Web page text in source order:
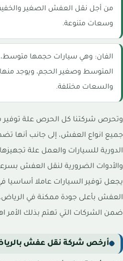
من أجل نقل العفش الصغير
وسعات متنوعة.
الفان: وهي سيارات حجمها متوسط،
المتوسط وصغير الحجم، ويوجد منها
والسعات مختلفة.
وتحرص شركتنا كل الحرص علة توفير
جميع انواع العفش، إلى جانب أنها
الدورية للسيارات والعمل علة
والأدوات الضرورية لنقل العفش
يجعل توفير السيارات عاملا أساسيا
العفش بأعلى جودة ممكنة في
ضمن الشركات التي تهتم بذلك الأمر
أرخص شركة نقل عفش